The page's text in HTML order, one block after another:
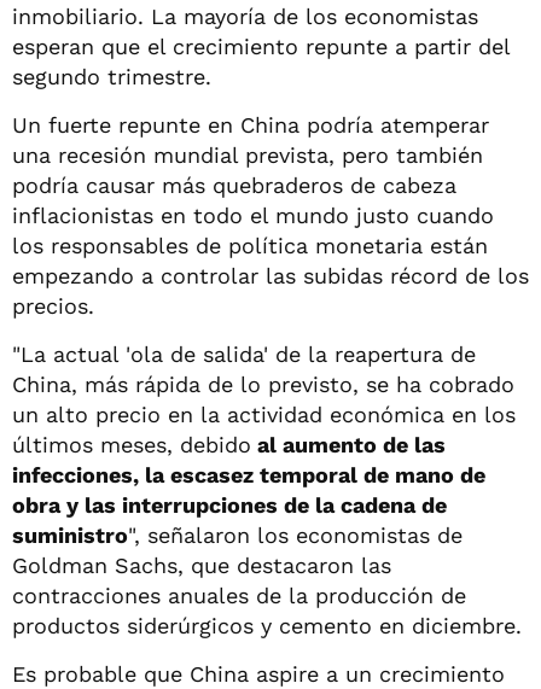
inmobiliario. La mayoría de los economistas
esperan que el crecimiento repunte a partir del
segundo trimestre.
Un fuerte repunte en China podría atemperar
una recesión mundial prevista, pero también
podría causar más quebraderos de cabeza
inflacionistas en todo el mundo justo cuando
los responsables de política monetaria están
empezando a controlar las subidas récord de los
precios.
"La actual 'ola de salida' de la reapertura de
China, más rápida de lo previsto, se ha cobrado
un alto precio en la actividad económica en los
últimos meses, debido al aumento de las
infecciones, la escasez temporal de mano de
obra y las interrupciones de la cadena de
suministro", señalaron los economistas de
Goldman Sachs, que destacaron las
contracciones anuales de la producción de
productos siderúrgicos y cemento en diciembre.
Es probable que China aspire a un crecimiento